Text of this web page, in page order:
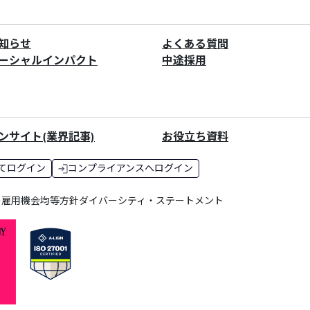
らせ
よくある質問
シャルインパクト
中途採用
サイト(業界記事) お役立ち資料
ログイン コンプライアンスへログイン
雇用機会均等方針ダイバーシティ・ステートメント